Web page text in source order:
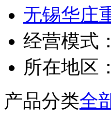
无锡华庄
经营模式：
所在地区：
产品分类全